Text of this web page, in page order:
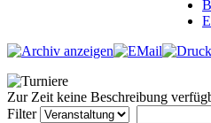
Zur Zeit keine Beschreibung
Filter